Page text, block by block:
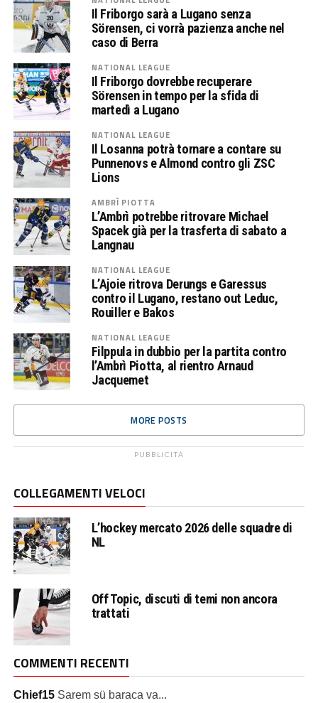
Il Friborgo sarà a Lugano senza
Sörensen, ci vorrà pazienza anche nel
caso di Berra
NATIONAL LEAGUE
Il Friborgo dovrebbe recuperare
Sörensen in tempo per la sfida di
martedì a Lugano
NATIONAL LEAGUE
Il Losanna potrà tornare a contare su
Punnenovs e Almond contro gli ZSC
Lions
AMBRÌ PIOTTA
L’Ambrì potrebbe ritrovare Michael
Spacek già per la trasferta di sabato a
Langnau
NATIONAL LEAGUE
L’Ajoie ritrova Derungs e Garessus
contro il Lugano, restano out Leduc,
Rouiller e Bakos
NATIONAL LEAGUE
Filppula in dubbio per la partita contro
l’Ambrì Piotta, al rientro Arnaud
Jacquemet
MORE POSTS
PUBBLICITÀ
COLLEGAMENTI VELOCI
L’hockey mercato 2026 delle squadre di
NL
Off Topic, discuti di temi non ancora
trattati
COMMENTI RECENTI
Chief15 Sarem sü baraca va...